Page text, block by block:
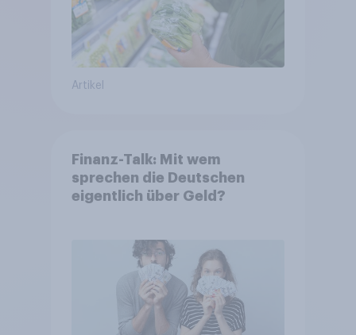
Artikel
Finanz-Talk: Mit wem
sprechen die Deutschen
eigentlich über Geld?